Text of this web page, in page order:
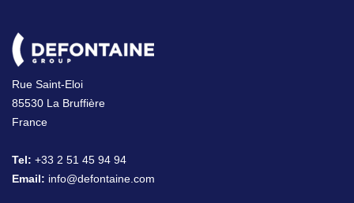
Rue Saint-Eloi
85530 La Bruffière
France
Tel: +33 2 51 45 94 94
Email: info@defontaine.com